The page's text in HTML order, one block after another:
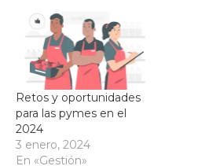
Retos y oportunidades
para las pymes en el
2024
3 enero, 2024
En «Gestión»